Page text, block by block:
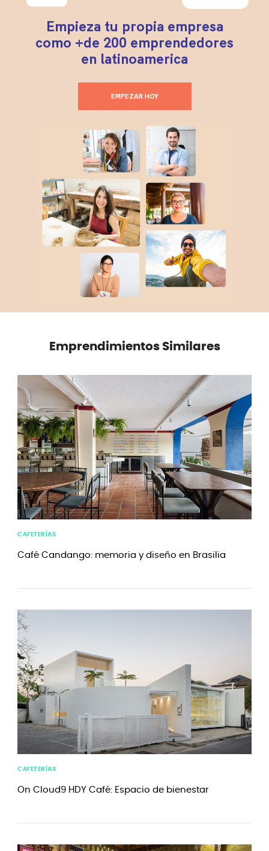
Empieza tu propia empresa
como +de 200 emprendedores
en latinoamerica
EMPEZAR HOY
Emprendimientos Similares
CAFETERÍAS
Café Candango: memoria y diseño en Brasilia
CAFETERÍAS
On Cloud9 HDY Café: Espacio de bienestar